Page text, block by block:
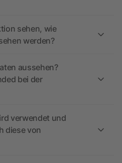
sehen, wie
werden?
aussehen?
bei der
verwendet und
diese von